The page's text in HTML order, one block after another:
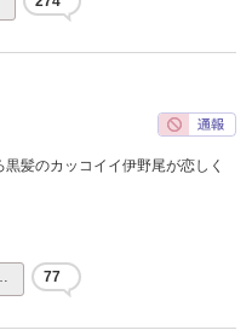
髪のカッコイイ伊野尾が恋しく
77